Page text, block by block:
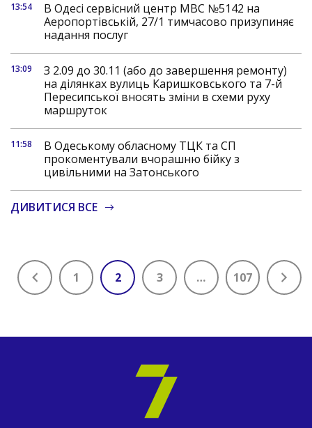
13:54
В Одесі сервісний центр МВС №5142 на
Аеропортівській, 27/1 тимчасово призупиняє
надання послуг
13:09
З 2.09 до 30.11 (або до завершення ремонту)
на ділянках вулиць Каришковського та 7-й
Пересипської вносять зміни в схеми руху
маршруток
11:58
В Одеському обласному ТЦК та СП
прокоментували вчорашню бійку з
цивільними на Затонського
ДИВИТИСЯ ВСЕ
1 2 3 … 107